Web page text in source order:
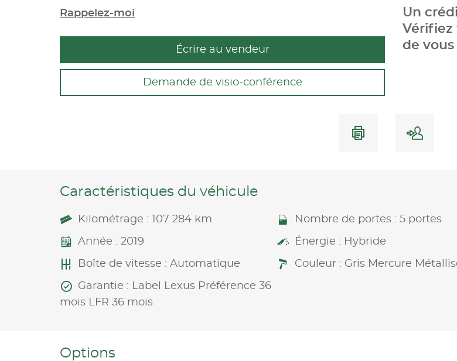
Rappelez-moi
Écrire au vendeur
Demande de visio-conférence
Un
Vérifiez
de
Caractéristiques du véhicule
Kilométrage : 107 284 km Nombre de portes : 5 portes
Année : 2019 Énergie : Hybride
Boîte de vitesse : Automatique Couleur : Gris Mercure
Garantie : Label Lexus Préférence 36
mois LFR 36 mois
Options